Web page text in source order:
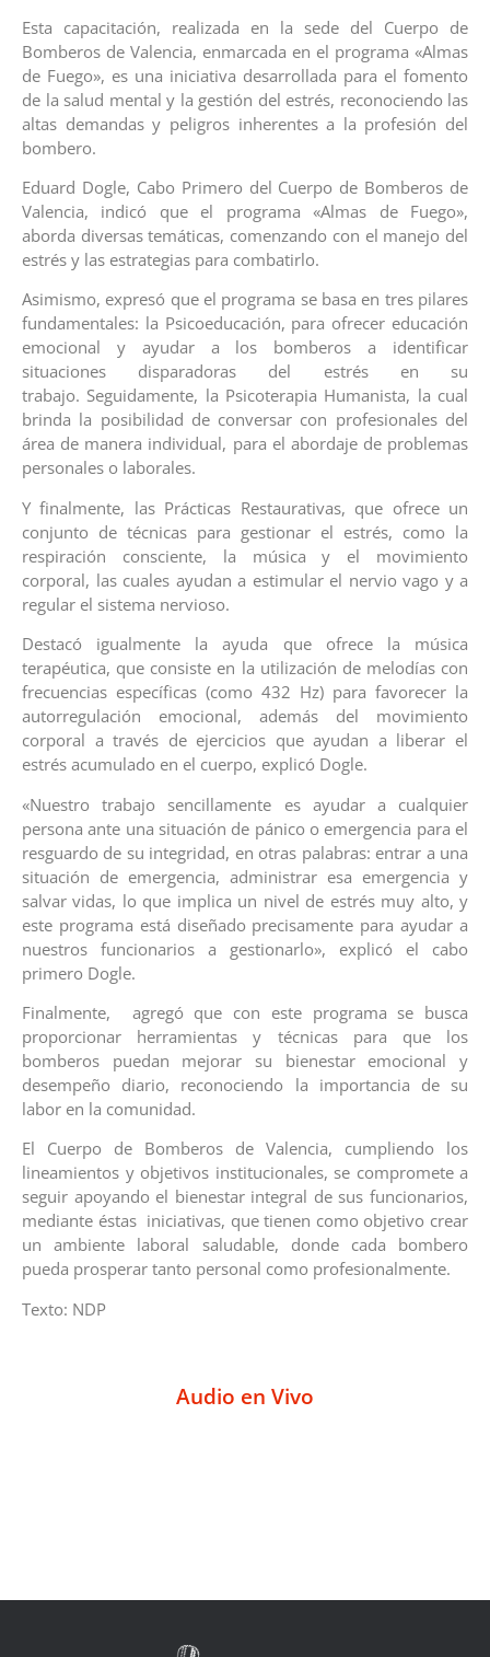
Esta capacitación, realizada en la sede del Cuerpo de
Bomberos de Valencia, enmarcada en el programa «Almas
de Fuego», es una iniciativa desarrollada para el fomento
de la salud mental y la gestión del estrés, reconociendo las
altas demandas y peligros inherentes a la profesión del
bombero.
Eduard Dogle, Cabo Primero del Cuerpo de Bomberos de
Valencia, indicó que el programa «Almas de Fuego»,
aborda diversas temáticas, comenzando con el manejo del
estrés y las estrategias para combatirlo.
Asimismo, expresó que el programa se basa en tres pilares
fundamentales: la Psicoeducación, para ofrecer educación
emocional y ayudar a los bomberos a identificar
situaciones disparadoras del estrés en su
trabajo. Seguidamente, la Psicoterapia Humanista, la cual
brinda la posibilidad de conversar con profesionales del
área de manera individual, para el abordaje de problemas
personales o laborales.
Y finalmente, las Prácticas Restaurativas, que ofrece un
conjunto de técnicas para gestionar el estrés, como la
respiración consciente, la música y el movimiento
corporal, las cuales ayudan a estimular el nervio vago y a
regular el sistema nervioso.
Destacó igualmente la ayuda que ofrece la música
terapéutica, que consiste en la utilización de melodías con
frecuencias específicas (como 432 Hz) para favorecer la
autorregulación emocional, además del movimiento
corporal a través de ejercicios que ayudan a liberar el
estrés acumulado en el cuerpo, explicó Dogle.
«Nuestro trabajo sencillamente es ayudar a cualquier
persona ante una situación de pánico o emergencia para el
resguardo de su integridad, en otras palabras: entrar a una
situación de emergencia, administrar esa emergencia y
salvar vidas, lo que implica un nivel de estrés muy alto, y
este programa está diseñado precisamente para ayudar a
nuestros funcionarios a gestionarlo», explicó el cabo
primero Dogle.
Finalmente, agregó que con este programa se busca
proporcionar herramientas y técnicas para que los
bomberos puedan mejorar su bienestar emocional y
desempeño diario, reconociendo la importancia de su
labor en la comunidad.
El Cuerpo de Bomberos de Valencia, cumpliendo los
lineamientos y objetivos institucionales, se compromete a
seguir apoyando el bienestar integral de sus funcionarios,
mediante éstas iniciativas, que tienen como objetivo crear
un ambiente laboral saludable, donde cada bombero
pueda prosperar tanto personal como profesionalmente.
Texto: NDP
Audio en Vivo